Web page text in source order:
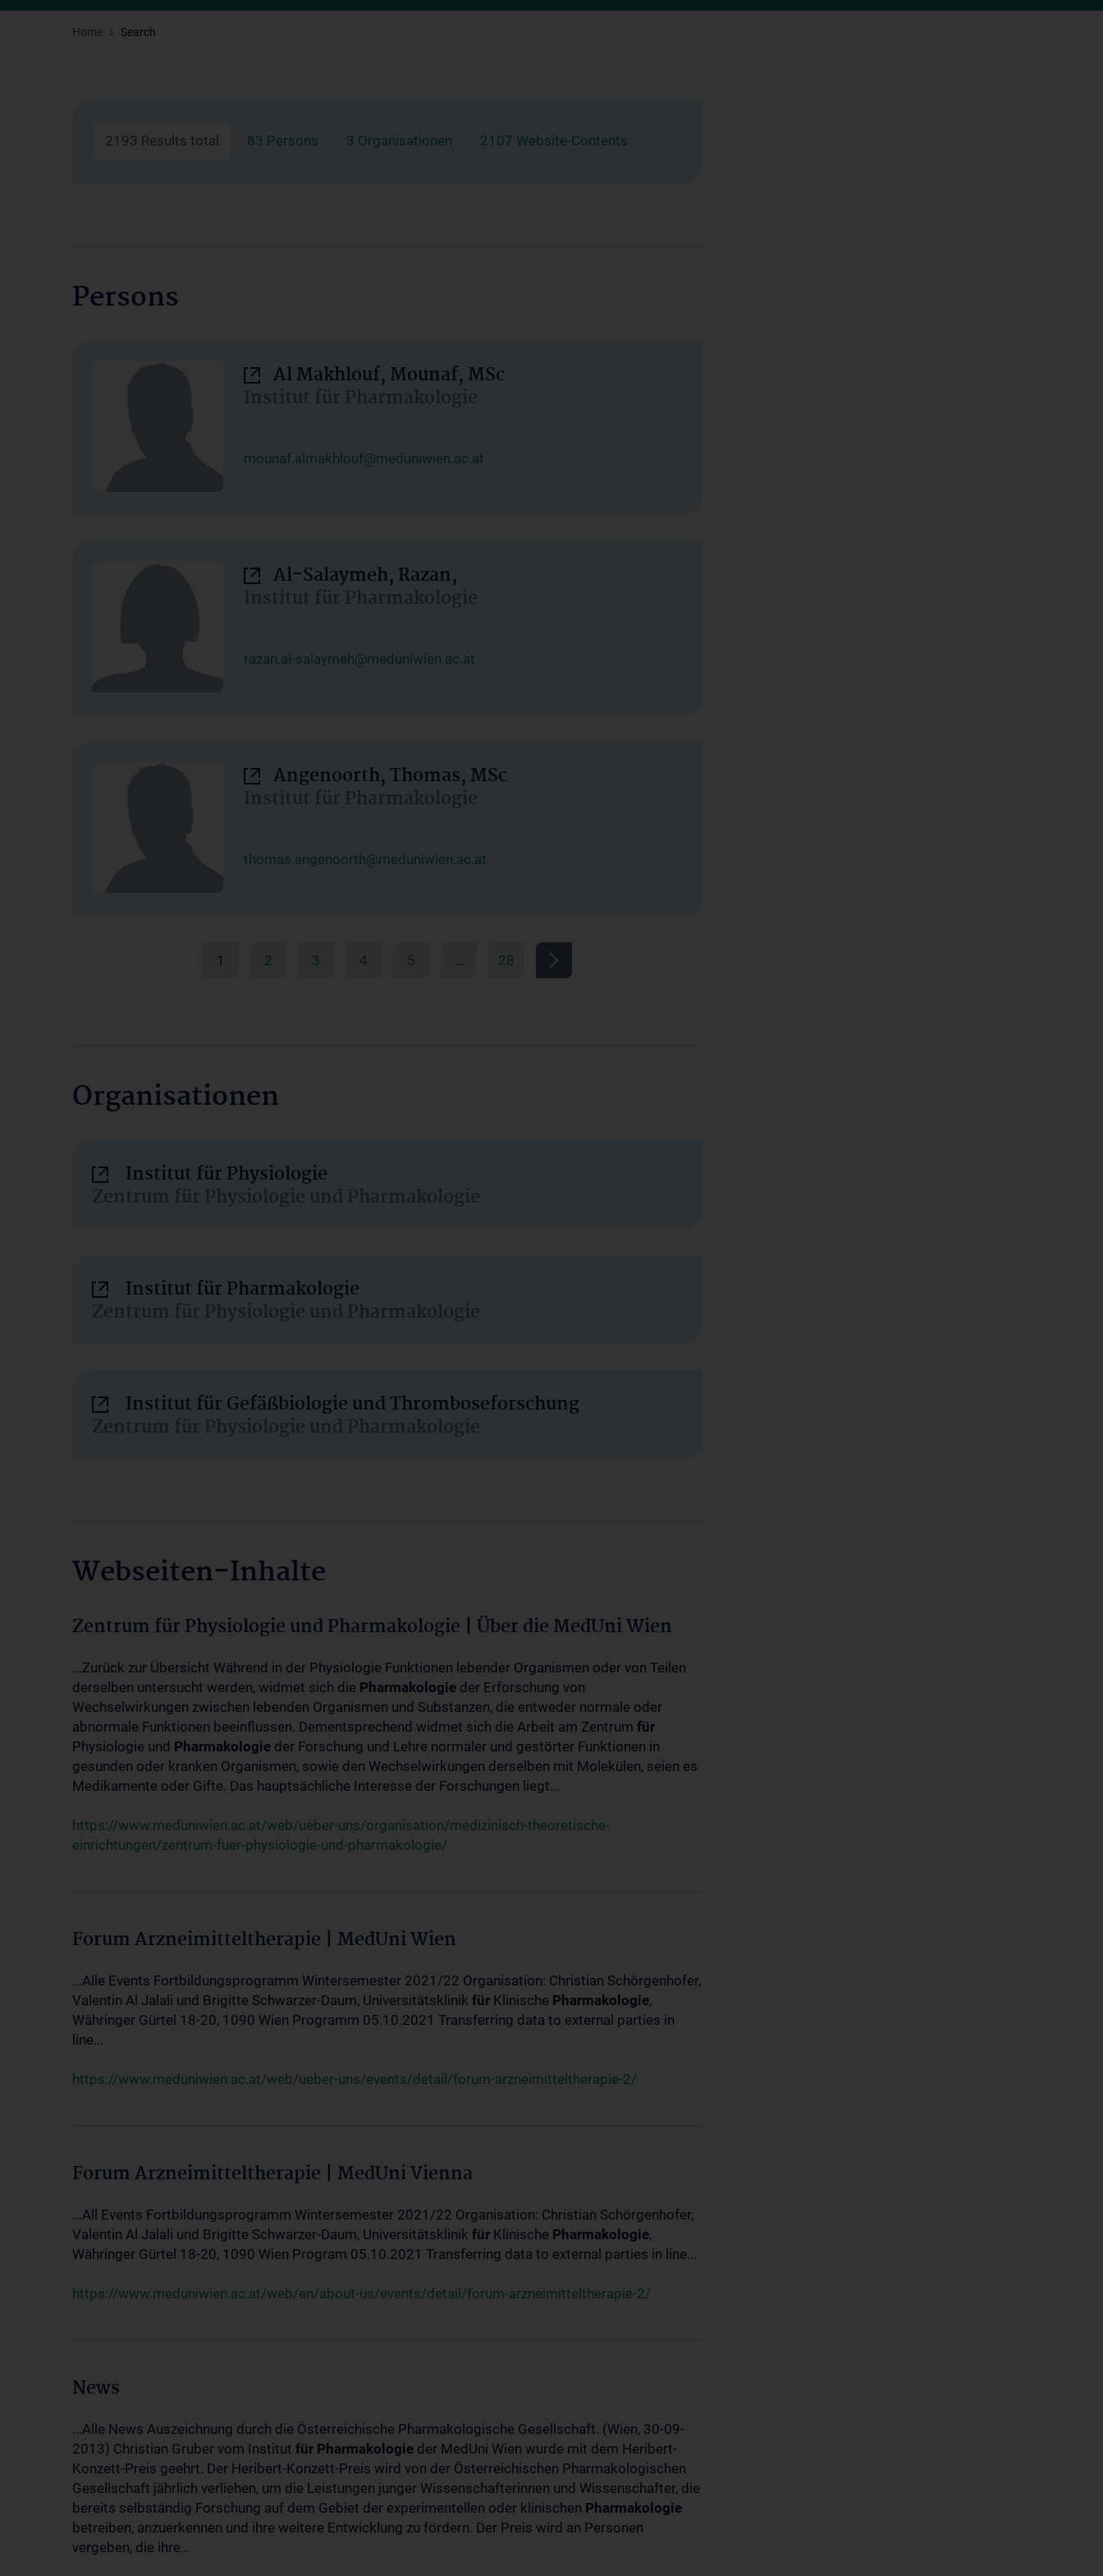
Home Search
2193 Results total 83 Persons 3 Organisationen 2107 Website-Contents
Persons
Al Makhlouf, Mounaf, MSc
Institut für Pharmakologie
mounaf.almakhlouf@meduniwien.ac.at
Al-Salaymeh, Razan,
Institut für Pharmakologie
razan.al-salaymeh@meduniwien.ac.at
Angenoorth, Thomas, MSc
Institut für Pharmakologie
thomas.angenoorth@meduniwien.ac.at
1 2 3 4 5 … 28
Organisationen
Institut für Physiologie
Zentrum für Physiologie und Pharmakologie
Institut für Pharmakologie
Zentrum für Physiologie und Pharmakologie
Institut für Gefäßbiologie und Thromboseforschung
Zentrum für Physiologie und Pharmakologie
Webseiten-Inhalte
Zentrum für Physiologie und Pharmakologie | Über die MedUni Wien
...Zurück zur Übersicht Während in der Physiologie Funktionen lebender Organismen oder von Teilen
derselben untersucht werden, widmet sich die Pharmakologie der Erforschung von
Wechselwirkungen zwischen lebenden Organismen und Substanzen, die entweder normale oder
abnormale Funktionen beeinflussen. Dementsprechend widmet sich die Arbeit am Zentrum für
Physiologie und Pharmakologie der Forschung und Lehre normaler und gestörter Funktionen in
gesunden oder kranken Organismen, sowie den Wechselwirkungen derselben mit Molekülen, seien es
Medikamente oder Gifte. Das hauptsächliche Interesse der Forschungen liegt...
https://www.meduniwien.ac.at/web/ueber-uns/organisation/medizinisch-theoretische-
einrichtungen/zentrum-fuer-physiologie-und-pharmakologie/
Forum Arzneimitteltherapie | MedUni Wien
...Alle Events Fortbildungsprogramm Wintersemester 2021/22 Organisation: Christian Schörgenhofer,
Valentin Al Jalali und Brigitte Schwarzer-Daum, Universitätsklinik für Klinische Pharmakologie,
Währinger Gürtel 18-20, 1090 Wien Programm 05.10.2021 Transferring data to external parties in
line...
https://www.meduniwien.ac.at/web/ueber-uns/events/detail/forum-arzneimitteltherapie-2/
Forum Arzneimitteltherapie | MedUni Vienna
...All Events Fortbildungsprogramm Wintersemester 2021/22 Organisation: Christian Schörgenhofer,
Valentin Al Jalali und Brigitte Schwarzer-Daum, Universitätsklinik für Klinische Pharmakologie,
Währinger Gürtel 18-20, 1090 Wien Program 05.10.2021 Transferring data to external parties in line...
https://www.meduniwien.ac.at/web/en/about-us/events/detail/forum-arzneimitteltherapie-2/
News
...Alle News Auszeichnung durch die Österreichische Pharmakologische Gesellschaft. (Wien, 30-09-
2013) Christian Gruber vom Institut für Pharmakologie der MedUni Wien wurde mit dem Heribert-
Konzett-Preis geehrt. Der Heribert-Konzett-Preis wird von der Österreichischen Pharmakologischen
Gesellschaft jährlich verliehen, um die Leistungen junger Wissenschafterinnen und Wissenschafter, die
bereits selbständig Forschung auf dem Gebiet der experimentellen oder klinischen Pharmakologie
betreiben, anzuerkennen und ihre weitere Entwicklung zu fördern. Der Preis wird an Personen
vergeben, die ihre...